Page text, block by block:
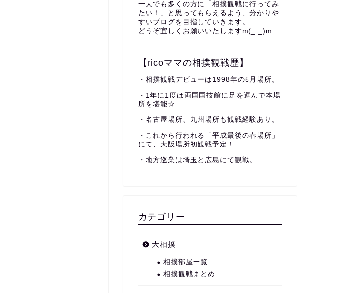
一人でも多くの方に「相撲観戦に行ってみ
たい！」と思ってもらえるよう、分かりや
すいブログを目指していきます。
どうぞ宜しくお願いいたしますm(_ _)m
【ricoママの相撲観戦歴】
・相撲観戦デビューは1998年の5月場所。
・1年に1度は両国国技館に足を運んで本場
所を堪能☆
・名古屋場所、九州場所も観戦経験あり。
・これから行われる「平成最後の春場所」
にて、大阪場所初観戦予定！
・地方巡業は埼玉と広島にて観戦。
カテゴリー
大相撲
相撲部屋一覧
相撲観戦まとめ